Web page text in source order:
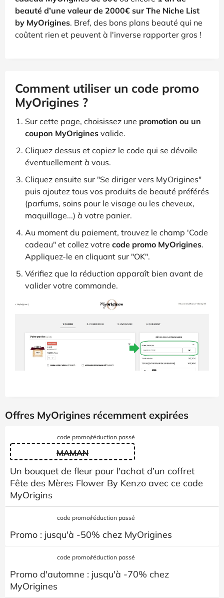
beauté d’une valeur de 2000€ sur The Niche List
by MyOrigines. Bref, des bons plans beauté qui ne
coûtent rien et peuvent à l'inverse rapporter gros !
Comment utiliser un code promo
MyOrigines ?
Sur cette page, choisissez une promotion ou un
coupon MyOrigines valide.
Cliquez dessus et copiez le code qui se dévoile
éventuellement à vous.
Cliquez ensuite sur "Se diriger vers MyOrigines"
puis ajoutez tous vos produits de beauté préférés
(parfums, soins pour le visage ou les cheveux,
maquillage...) à votre panier.
Au moment du paiement, trouvez le champ 'Code
cadeau" et collez votre code promo MyOrigines.
Appliquez-le en cliquant sur "OK".
Vérifiez que la réduction apparaît bien avant de
valider votre commande.
Offres MyOrigines récemment expirées
code promo/réduction passé
MAMAN
Un bouquet de fleur pour l'achat d’un coffret
Fête des Mères Flower By Kenzo avec ce code
MyOrigins
code promo/réduction passé
Promo : jusqu'à -50% chez MyOrigines
code promo/réduction passé
Promo d'automne : jusqu'à -70% chez
MyOrigines